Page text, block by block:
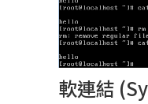
軟連結